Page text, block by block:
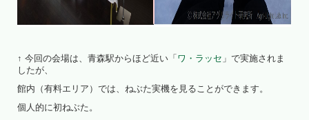
↑ 今回の会場は、青森駅からほど近い「 ワ・ラッセ 」で実施されま
したが、
館内（有料エリア）では、ねぶた実機を見ることができます。
個人的に初ねぶた。